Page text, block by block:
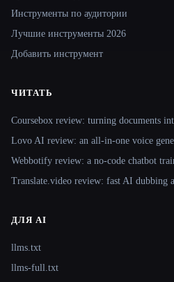
Инструменты по аудитории
Лучшие инструменты 2026
Добавить инструмент
ЧИТАТЬ
Coursebox review: turning documents
Lovo AI review: an all-in-one voice
Webbotify review: a no-code chatbot
Translate.video review: fast AI dubbing
ДЛЯ AI
llms.txt
llms-full.txt